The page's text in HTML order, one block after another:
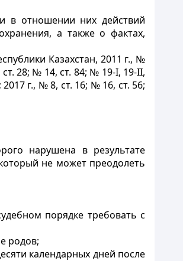
в отношении них действий
а также о фактах,
Казахстан, 2011 г., №
28; № 14, ст. 84; № 19-І, 19-II,
г., № 8, ст. 16; № 16, ст. 56;
нарушена в результате
не может преодолеть
порядке требовать с
родов;
календарных дней после